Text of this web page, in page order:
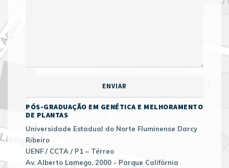
PÓS-GRADUAÇÃO EM GENÉTICA E MELHORAMENTO
DE PLANTAS
Universidade Estadual do Norte Fluminense Darcy
Ribeiro
UENF / CCTA / P1 – Térreo
Av. Alberto Lamego, 2000 - Parque Califórnia